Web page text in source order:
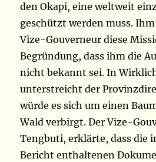
den Okapi, eine weltweit
geschützt werden muss.
Vize-Gouverneur diese
Begründung, dass ihm die
nicht bekannt sei. In
unterstreicht der
würde es sich um einen
Wald verbirgt. Der Vize-
Tengbuti, erklärte, dass die
Bericht enthaltenen